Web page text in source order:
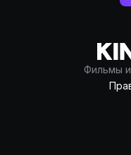
Фильмы